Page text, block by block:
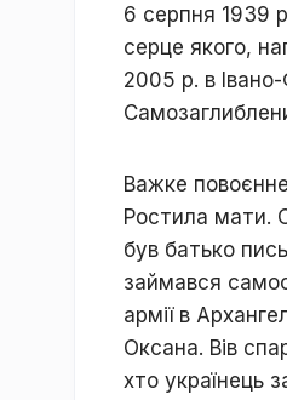
6 серпня 1939
серце якого,
2005 р. в
Важке
Ростила мати.
був батько
займався
армії в
Оксана. Вів
хто українець